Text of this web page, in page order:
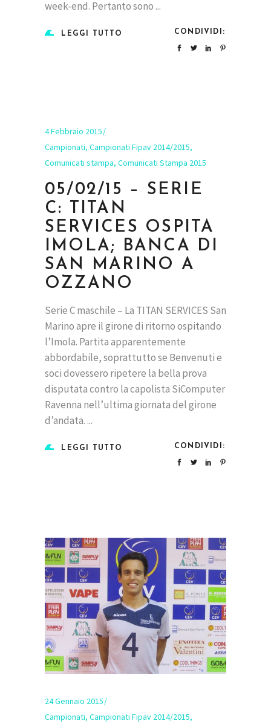
week-end. Pertanto sono
LEGGI TUTTO CONDIVIDI:
4 Febbraio 2015
Campionati, Campionati Fipav 2014/2015,
Comunicati stampa, Comunicati Stampa 2015
05/02/15 – SERIE
C: TITAN
SERVICES OSPITA
IMOLA; BANCA DI
SAN MARINO A
OZZANO
Serie C maschile – La TITAN SERVICES San
Marino apre il girone di ritorno ospitando
l’Imola. Partita apparentemente
abbordabile, soprattutto se Benvenuti e
soci dovessero ripetere la bella prova
disputata contro la capolista SiComputer
Ravenna nell’ultima giornata del girone
d’andata.
LEGGI TUTTO CONDIVIDI:
24 Gennaio 2015
Campionati, Campionati Fipav 2014/2015,